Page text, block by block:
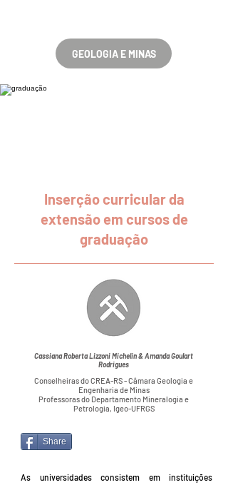
GEOLOGIA E MINAS
Inserção curricular da
extensão em cursos de
graduação
Cassiana Roberta Lizzoni Michelin & Amanda Goulart
Rodrigues
Conselheiras do CREA-RS - Câmara Geologia e
Engenharia de Minas
Professoras do Departamento Mineralogia e
Petrologia, Igeo-UFRGS
Share
As universidades consistem em instituições